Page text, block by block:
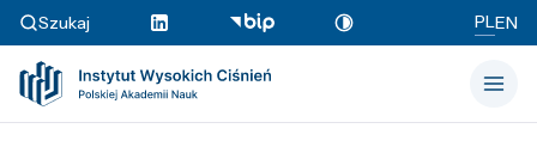
Szukaj PLEN